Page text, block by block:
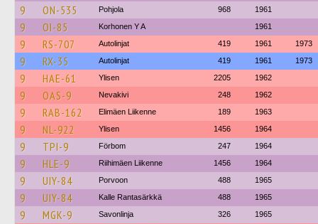
9 ON-535 Pohjola 968 1961
9 OI-85 Korhonen Y A 1961
9 RS-707 Autolinjat 419 1961 1973
9 RX-35 Autolinjat 419 1961 1973
9 HAE-61 Ylisen 2205 1962
9 OAS-9 Nevakivi 248 1962
9 RAB-162 Elimäen Liikenne 189 1963
9 NL-922 Ylisen 1456 1964
9 TPI-9 Förbom 247 1964
9 HLE-9 Riihimäen Liikenne 1456 1964
9 UIY-84 Porvoon 488 1965
9 UIY-84 Kalle Rantasärkkä 488 1965
9 MGK-9 Savonlinja 326 1965